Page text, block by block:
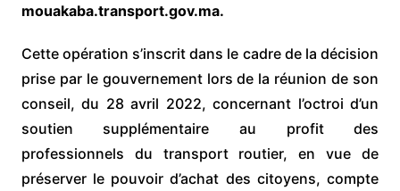
mouakaba.transport.gov.ma.
Cette opération s’inscrit dans le cadre de la décision
prise par le gouvernement lors de la réunion de son
conseil, du 28 avril 2022, concernant l’octroi d’un
soutien supplémentaire au profit des
professionnels du transport routier, en vue de
préserver le pouvoir d’achat des citoyens, compte